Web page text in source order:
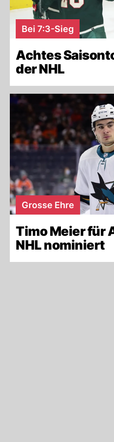
Bei 7:3-Sieg
Achtes
der NHL
Grosse Ehre
Timo Meier für
NHL nominiert